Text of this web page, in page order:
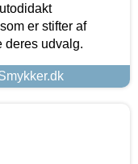
er stifter af
deres udvalg.